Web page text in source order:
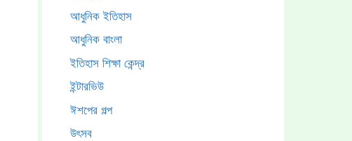
আধুনিক ইতিহাস
আধুনিক বাংলা
ইতিহাস শিক্ষা কেন্দ্র
ইন্টারভিউ
ঈশপের গল্প
উৎসব